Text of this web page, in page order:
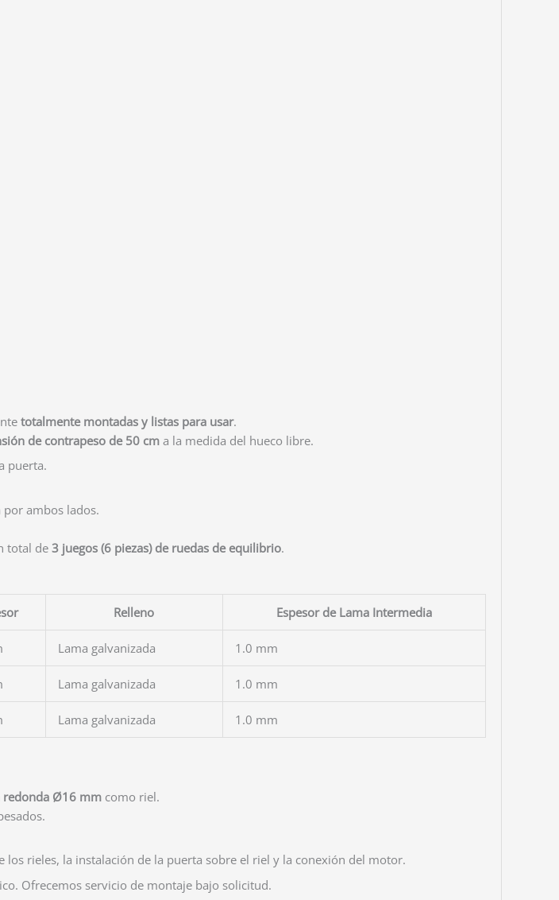
totalmente montadas y listas para usar.
de contrapeso de 50 cma la medida del hueco libre.
puerta.
ambos lados.
total de 3 juegos (6 piezas) de ruedas de equilibrio.
Relleno Espesor de Lama Intermedia
Lama galvanizada 1.0 mm
Lama galvanizada 1.0 mm
Lama galvanizada 1.0 mm
redonda Ø16 mmcomo riel.
los rieles, la instalación de la puerta sobre el riel y la conexión del motor.
Ofrecemos servicio de montaje bajo solicitud.